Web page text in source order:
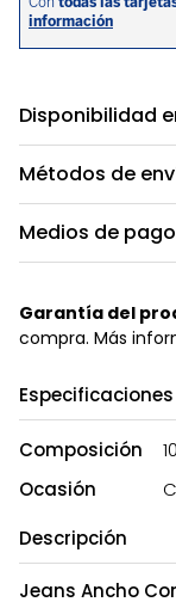
Disponibilidad
Métodos de
Medios de pago
Garantía del
compra. Más
Especificaciones
Composición
Ocasión
Descripción
Jeans Ancho